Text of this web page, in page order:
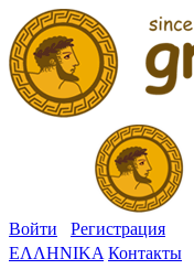
Войти
Регистрация
ΕΛΛΗΝΙΚΑ Контакты